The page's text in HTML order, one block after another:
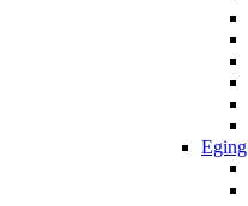
Eging